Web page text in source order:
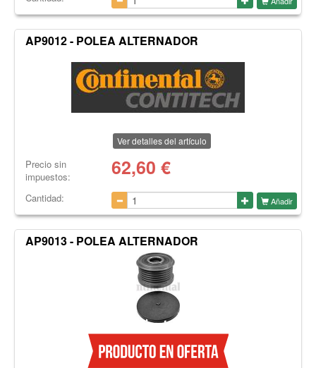
AP9012 - POLEA ALTERNADOR
Ver detalles del artículo
Precio sin
impuestos:
62,60 €
Cantidad: Añadir
AP9013 - POLEA ALTERNADOR